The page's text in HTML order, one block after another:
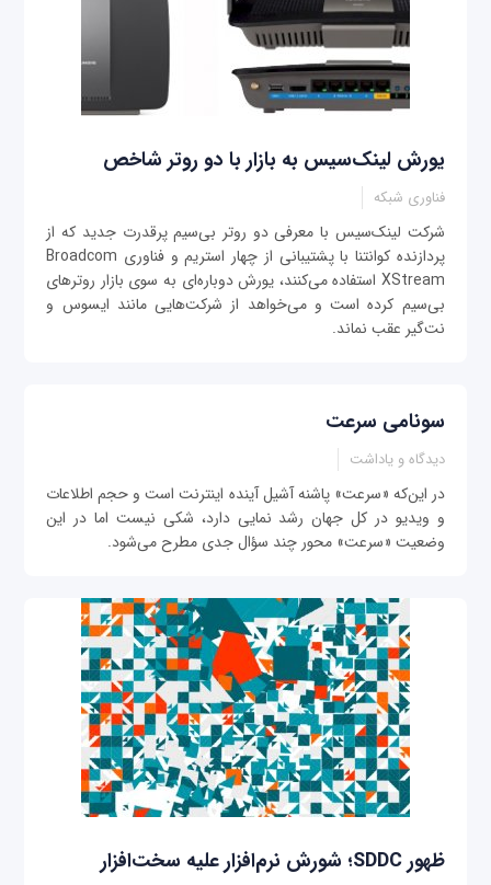
یورش لینک‌سیس به بازار با دو روتر شاخص
فناوری شبکه
شرکت لینک‌سیس با معرفی دو روتر بی‌سیم پرقدرت جدید که از
پردازنده کوانتنا با پشتیبانی از چهار استریم و فناوری Broadcom
XStream استفاده می‌کنند، یورش دوباره‌ای به سوی بازار روترهای
بی‌سیم کرده است و می‌خواهد از شرکت‌هایی مانند ایسوس و
نت‌گیر عقب نماند.
سونامی سرعت
دیدگاه و یاداشت
در این‌که «سرعت» پاشنه آشیل آینده اینترنت است و حجم اطلاعات
و ویدیو در کل جهان رشد نمایی دارد، شکی نیست اما در این
وضعیت «سرعت» محور چند سؤال جدی مطرح می‌شود.
ظهور SDDC؛ شورش نرم‌افزار علیه سخت‌افزار